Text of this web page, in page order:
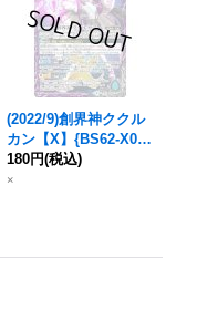
(2022/9)創界神ククル
カン【X】{BS62-X09}
《紫》
180円(税込)
×